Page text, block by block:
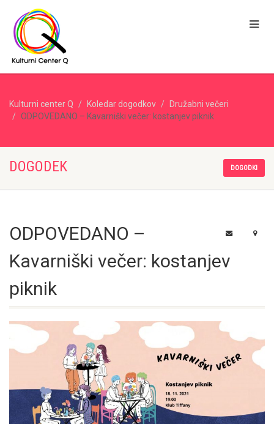
Kulturni center Q Koledar dogodkov
Družabni večeri
ODPOVEDANO – Kavarniški večer: kostanjev piknik
DOGODEK DOGODKI
ODPOVEDANO –
Kavarniški večer: kostanjev
piknik